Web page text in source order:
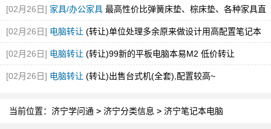
[02月26日] 家具/办公家具 最高性价比弹簧床垫、棕床垫、各种家具直
销[02月26日] 电脑转让 (转让)单位处理多余原来做设计用高配置笔记本
[02月26日] 电脑转让 (转让)99新的平板电脑本易M2 低价转让
[02月26日] 电脑转让 (转让)出售台式机(全套),配置较高~
当前位置： 济宁学问通 > 济宁分类信息 > 济宁笔记本电脑